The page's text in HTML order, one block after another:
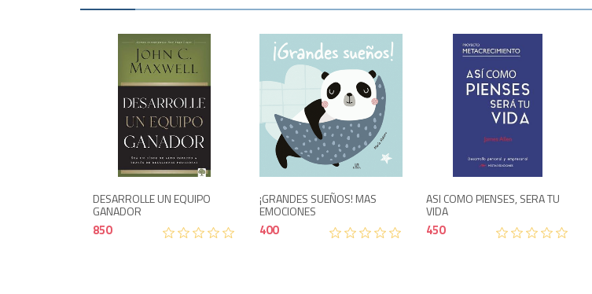
850
DESARROLLE UN EQUIPO
GANADOR
850
Agotado
¡GRANDES SUEÑOS! MAS
EMOCIONES
400
Agotado
ASI COMO PIENSES, SERA TU
VIDA
450
Agotado